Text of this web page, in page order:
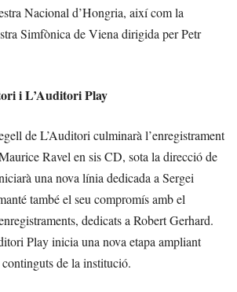
Nacional d’Hongria, així com la
Simfònica de Viena dirigida per Petr
i L’Auditori Play
de L’Auditori culminarà l’enregistrament
Ravel en sis CD, sota la direcció de
una nova línia dedicada a Sergei
també el seu compromís amb el
dedicats a Robert Gerhard.
Play inicia una nova etapa ampliant
de la institució.